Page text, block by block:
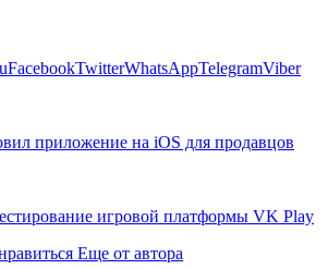
FacebookTwitterWhatsAppTelegramViber
приложение на iOS для продавцов
игровой платформы VK Play
Еще от автора